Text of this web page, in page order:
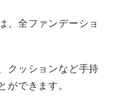
、全ファンデーショ
クッションなど手持
できます。